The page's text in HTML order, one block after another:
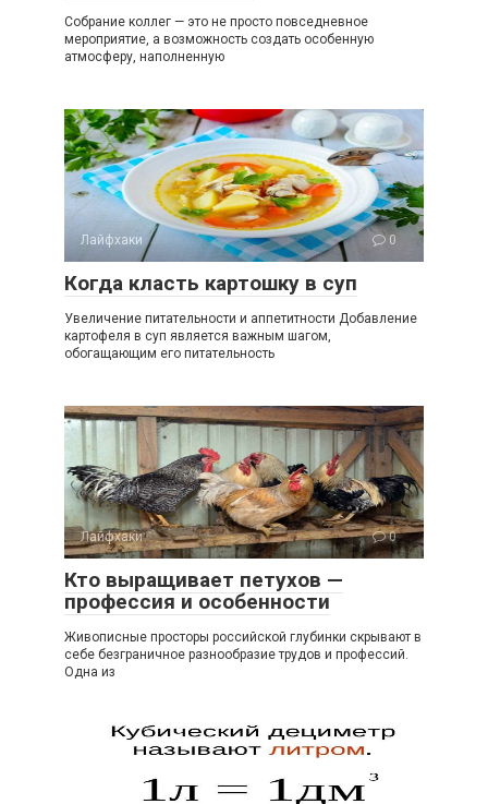
Собрание коллег — это не просто повседневное
мероприятие, а возможность создать особенную
атмосферу, наполненную
Лайфхаки 0
Когда класть картошку в суп
Увеличение питательности и аппетитности Добавление
картофеля в суп является важным шагом,
обогащающим его питательность
Лайфхаки 0
Кто выращивает петухов —
профессия и особенности
Живописные просторы российской глубинки скрывают в
себе безграничное разнообразие трудов и профессий.
Одна из